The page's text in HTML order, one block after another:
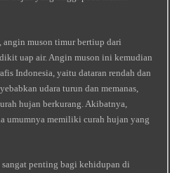
angin muson timur bertiup dari
uap air. Angin muson ini kemudian
Indonesia, yaitu dataran rendah dan
udara turun dan memanas,
hujan berkurang. Akibatnya,
umumnya memiliki curah hujan yang
penting bagi kehidupan di